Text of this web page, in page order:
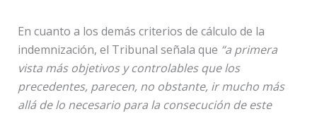
En cuanto a los demás criterios de cálculo de la
indemnización, el Tribunal señala que “a primera
vista más objetivos y controlables que los
precedentes, parecen, no obstante, ir mucho más
allá de lo necesario para la consecución de este